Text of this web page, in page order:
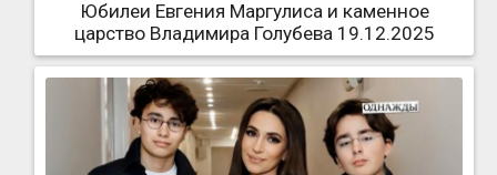
Юбилеи Евгения Маргулиса и каменное
царство Владимира Голубева 19.12.2025